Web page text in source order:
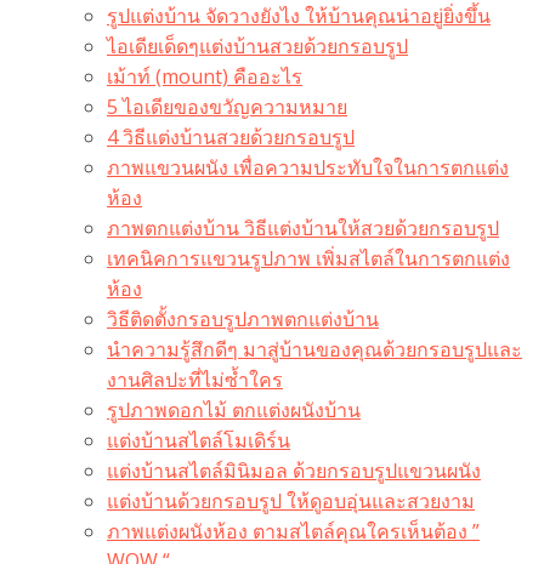
รูปแต่งบ้าน จัดวางยังไง ให้บ้านคุณน่าอยู่ยิ่งขึ้น
ไอเดียเด็ดๆแต่งบ้านสวยด้วยกรอบรูป
เม้าท์ (mount) คืออะไร​
5 ไอเดียของขวัญความหมาย
4 วิธีแต่งบ้านสวยด้วยกรอบรูป
ภาพแขวนผนัง เพื่อความประทับใจในการตกแต่ง
ห้อง
ภาพตกแต่งบ้าน วิธีแต่งบ้านให้สวยด้วยกรอบรูป
เทคนิคการแขวนรูปภาพ เพิ่มสไตล์ในการตกแต่ง
ห้อง
วิธีติดตั้งกรอบรูปภาพตกแต่งบ้าน
นำความรู้สึกดีๆ มาสู่บ้านของคุณด้วยกรอบรูปและ
งานศิลปะที่ไม่ซ้ำใคร
รูปภาพดอกไม้ ตกแต่งผนังบ้าน
แต่งบ้านสไตล์โมเดิร์น
แต่งบ้านสไตล์มินิมอล ด้วยกรอบรูปแขวนผนัง
แต่งบ้านด้วยกรอบรูป ให้ดูอบอุ่นและสวยงาม
ภาพแต่งผนังห้อง ตามสไตล์คุณใครเห็นต้อง ”